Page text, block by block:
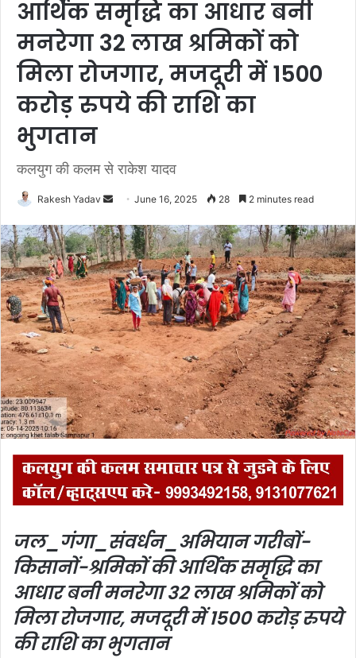
आर्थिक समृद्धि का आधार बनी
मनरेगा 32 लाख श्रमिकों को
मिला रोजगार, मजदूरी में 1500
करोड़ रुपये की राशि का
भुगतान
कलयुग की कलम से राकेश यादव
Rakesh Yadav
n
d
a
n
e
m
a
i
l
June 16, 2025 28 2 minutes read
जल_गंगा_संवर्धन_अभियानगरीबों-
किसानों-श्रमिकों की आर्थिक समृद्धि का
आधार बनी मनरेगा32 लाख श्रमिकों को
मिला रोजगार, मजदूरी में 1500 करोड़ रुपये
की राशि का भुगतान